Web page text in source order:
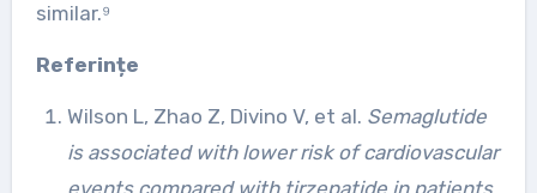
similar.⁹
Referințe
Wilson L, Zhao Z, Divino V, et al. Semaglutide
is associated with lower risk of cardiovascular